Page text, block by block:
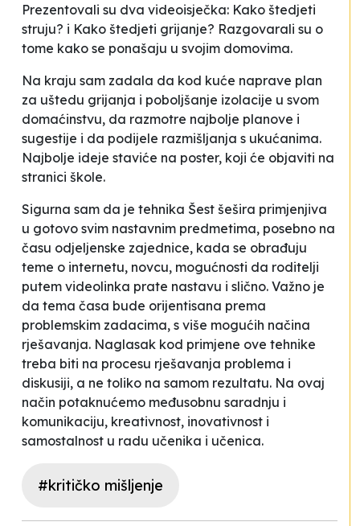
Prezentovali su dva videoisječka: Kako štedjeti
struju? i Kako štedjeti grijanje? Razgovarali su o
tome kako se ponašaju u svojim domovima.
Na kraju sam zadala da kod kuće naprave plan
za uštedu grijanja i poboljšanje izolacije u svom
domaćinstvu, da razmotre najbolje planove i
sugestije i da podijele razmišljanja s ukućanima.
Najbolje ideje staviće na poster, koji će objaviti na
stranici škole.
Sigurna sam da je tehnika Šest šešira primjenjiva
u gotovo svim nastavnim predmetima, posebno na
času odjeljenske zajednice, kada se obrađuju
teme o internetu, novcu, mogućnosti da roditelji
putem videolinka prate nastavu i slično. Važno je
da tema časa bude orijentisana prema
problemskim zadacima, s više mogućih načina
rješavanja. Naglasak kod primjene ove tehnike
treba biti na procesu rješavanja problema i
diskusiji, a ne toliko na samom rezultatu. Na ovaj
način potaknućemo međusobnu saradnju i
komunikaciju, kreativnost, inovativnost i
samostalnost u radu učenika i učenica.
#kritičko mišljenje